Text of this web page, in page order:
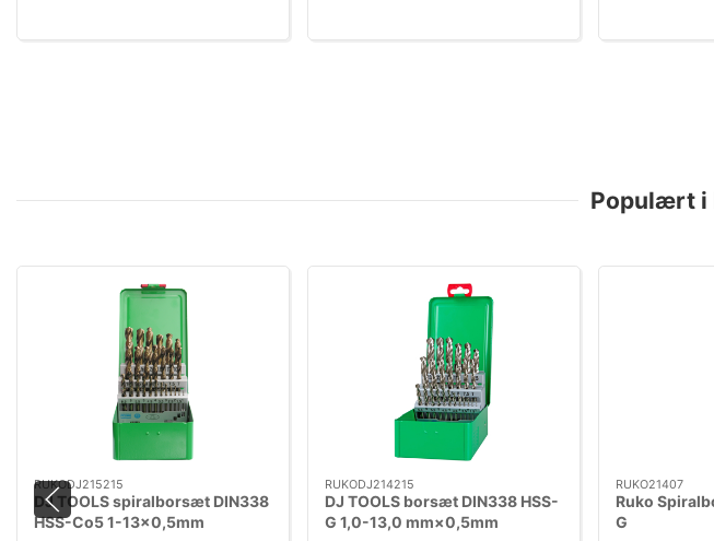
Populært i
RUKODJ215215
DJ TOOLS spiralborsæt DIN338
HSS-Co5 1-13×0,5mm
RUKODJ214215
DJ TOOLS borsæt DIN338 HSS-
G 1,0-13,0 mm×0,5mm
RUKO21407
Ruko
G